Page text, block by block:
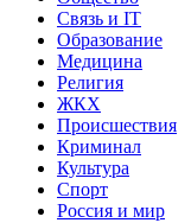
Связь и IT
Образование
Медицина
Религия
ЖКХ
Происшествия
Криминал
Культура
Спорт
Россия и мир